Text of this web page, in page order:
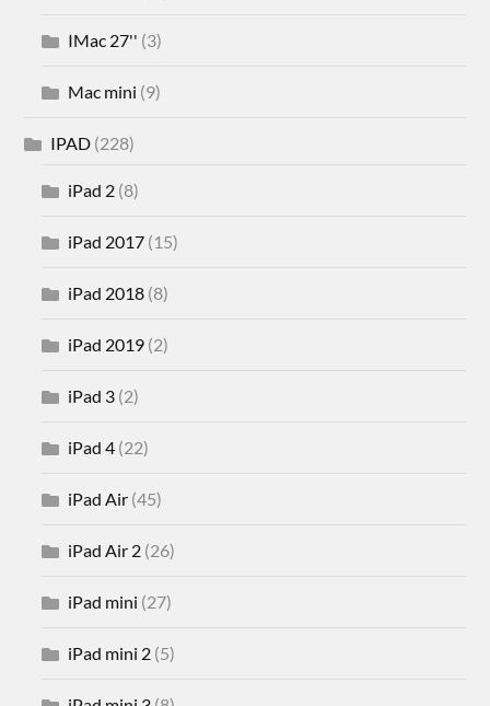
IMac 27'' (3)
Mac mini (9)
IPAD (228)
iPad 2 (8)
iPad 2017 (15)
iPad 2018 (8)
iPad 2019 (2)
iPad 3 (2)
iPad 4 (22)
iPad Air (45)
iPad Air 2 (26)
iPad mini (27)
iPad mini 2 (5)